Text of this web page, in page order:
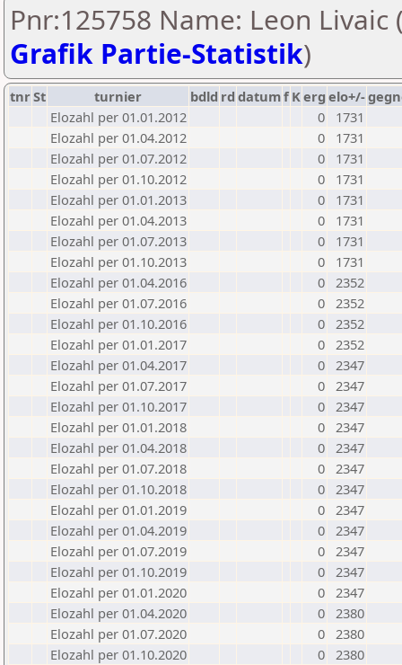
Pnr:125758 Name: Leon Livaic
Grafik Partie-Statistik)
tnrSt turnier bdld rd datumf Kerg elo+/-
Elozahl per 01.01.2012
0
1731
Elozahl per 01.04.2012
0
1731
Elozahl per 01.07.2012
0
1731
Elozahl per 01.10.2012
0
1731
Elozahl per 01.01.2013
0
1731
Elozahl per 01.04.2013
0
1731
Elozahl per 01.07.2013
0
1731
Elozahl per 01.10.2013
0
1731
Elozahl per 01.04.2016
0 2352
Elozahl per 01.07.2016
0 2352
Elozahl per 01.10.2016
0 2352
Elozahl per 01.01.2017
0 2352
Elozahl per 01.04.2017
0 2347
Elozahl per 01.07.2017
0 2347
Elozahl per 01.10.2017
0 2347
Elozahl per 01.01.2018
0 2347
Elozahl per 01.04.2018
0 2347
Elozahl per 01.07.2018
0 2347
Elozahl per 01.10.2018
0 2347
Elozahl per 01.01.2019
0 2347
Elozahl per 01.04.2019
0 2347
Elozahl per 01.07.2019
0 2347
Elozahl per 01.10.2019
0 2347
Elozahl per 01.01.2020
0 2347
Elozahl per 01.04.2020
0 2380
Elozahl per 01.07.2020
0 2380
Elozahl per 01.10.2020
0 2380